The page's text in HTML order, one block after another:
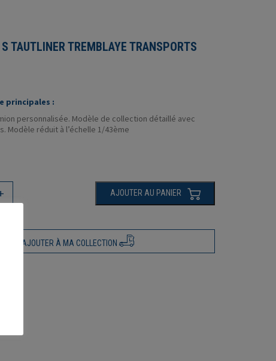
TAUTLINER TREMBLAYE TRANSPORTS
principales :
personnalisée. Modèle de collection détaillé avec
Modèle réduit à l’échelle 1/43ème
AJOUTER AU PANIER
AJOUTER À MA COLLECTION